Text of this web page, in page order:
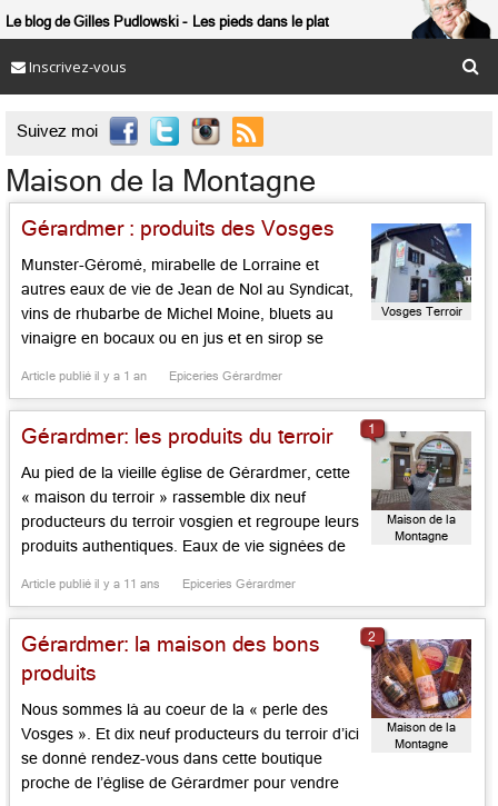
Le blog de Gilles Pudlowski Les pieds dans le plat
Inscrivez-vous
Suivez moi 
Maison de la Montagne
Gérardmer : produits des Vosges
Munster-Géromé, mirabelle de Lorraine et
autres eaux de vie de Jean de Nol au Syndicat,
vins de rhubarbe de Michel Moine, bluets au
vinaigre en bocaux ou en jus et en sirop se
montagne« . Au pied de la vieille église de
Gérardmer, cette « maison du terroir »
rassemble dix […]...
Article publié il y a 1 an Epiceries Gérardmer
Vosges Terroir
Gérardmer: les produits du terroir
Au pied de la vieille église de Gérardmer, cette
« maison du terroir » rassemble dix neuf
producteurs du terroir vosgien et regroupe leurs
produits authentiques. Eaux de vie signées de
de rhubarbe de Michel Moine, bluets au vinaigre
en bocaux ou en jus et en sirop, bonbons […]...
Article publié il y a 11 ans Epiceries Gérardmer
Maison de la
Montagne
1
Gérardmer: la maison des bons
produits
Nous sommes là au coeur de la « perle des
Vosges ». Et dix neuf producteurs du terroir d’ici
se donné rendez-vous dans cette boutique
proche de l’église de Gérardmer pour vendre
Maison de la
Montagne
2